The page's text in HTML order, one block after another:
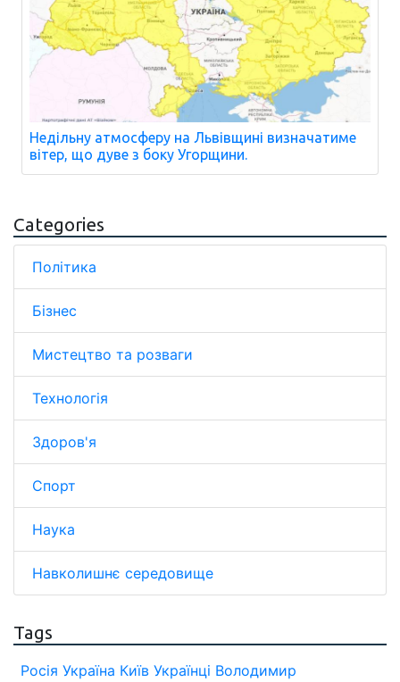
Недільну атмосферу на Львівщині визначатиме
вітер, що дуве з боку Угорщини.
Categories
Політика
Бізнес
Мистецтво та розваги
Технологія
Здоров'я
Спорт
Наука
Навколишнє середовище
Tags
Росія Україна Київ Українці Володимир